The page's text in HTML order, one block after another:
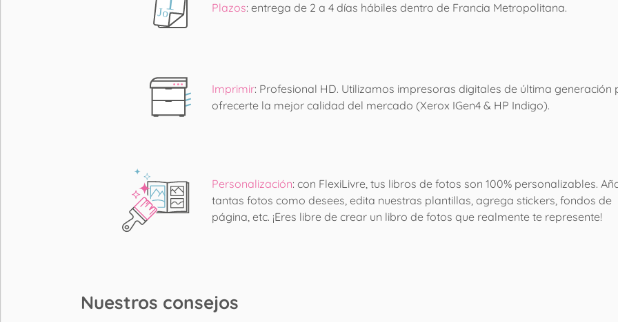
Plazos: entrega de 2 a 4 días hábiles dentro de Francia Metropolitana.
Imprimir: Profesional HD. Utilizamos impresoras digitales de última generación
ofrecerte la mejor calidad del mercado (Xerox IGen4 & HP Indigo).
Personalización: con FlexiLivre, tus libros de fotos son 100% personalizables.
tantas fotos como desees, edita nuestras plantillas, agrega stickers, fondos de
página, etc. ¡Eres libre de crear un libro de fotos que realmente te represente!
Nuestros consejos